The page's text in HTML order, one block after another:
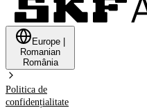
Europe
Romanian
România
Politica de
confidențialitate